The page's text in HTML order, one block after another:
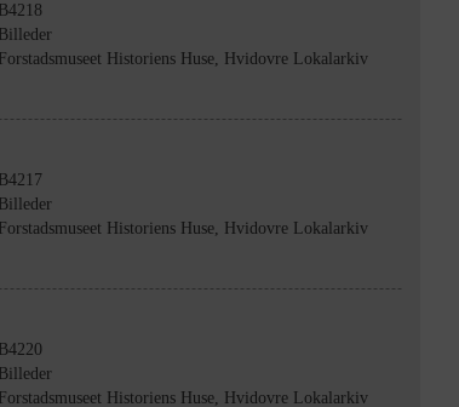
B4218
Billeder
Forstadsmuseet Historiens Huse, Hvidovre Lokalarkiv
B4217
Billeder
Forstadsmuseet Historiens Huse, Hvidovre Lokalarkiv
B4220
Billeder
Forstadsmuseet Historiens Huse, Hvidovre Lokalarkiv